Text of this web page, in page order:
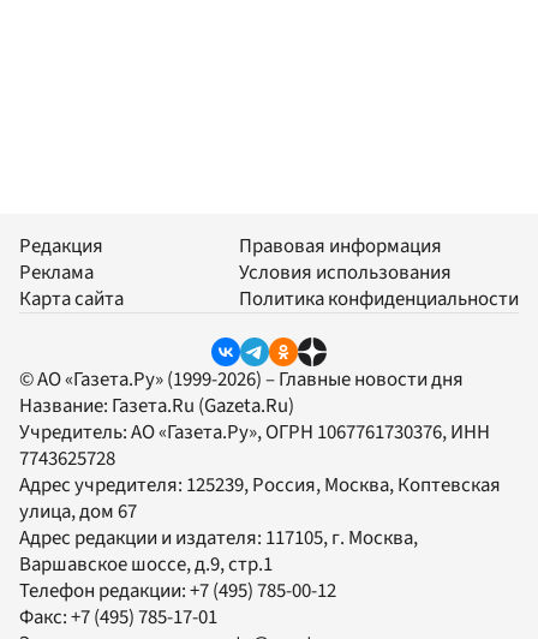
Редакция
Реклама
Карта сайта
Правовая информация
Условия использования
Политика конфиденциальности
© АО «Газета.Ру» (1999-2026) – Главные новости дня
Название: Газета.Ru (Gazeta.Ru)
Учредитель:АО «Газета.Ру», ОГРН 1067761730376, ИНН
7743625728
Адрес учредителя: 125239, Россия, Москва, Коптевская
улица, дом 67
Адрес редакции и издателя: 117105, г. Москва,
Варшавское шоссе, д.9, стр.1
Телефон редакции:+7 (495) 785-00-12
Факс:+7 (495) 785-17-01